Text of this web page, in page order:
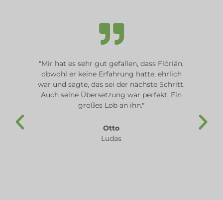
"Mir hat es sehr gut gefallen, dass Flórián,
obwohl er keine Erfahrung hatte, ehrlich
war und sagte, das sei der nächste Schritt.
Auch seine Übersetzung war perfekt. Ein
großes Lob an ihn."
Otto
Ludas